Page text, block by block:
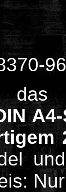
das